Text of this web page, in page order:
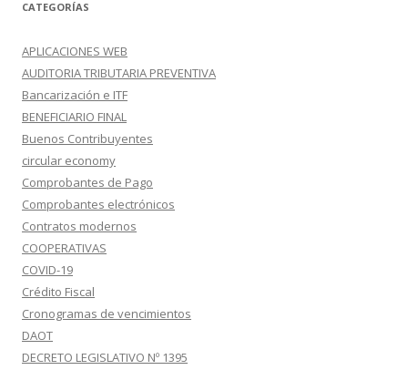
CATEGORÍAS
APLICACIONES WEB
AUDITORIA TRIBUTARIA PREVENTIVA
Bancarización e ITF
BENEFICIARIO FINAL
Buenos Contribuyentes
circular economy
Comprobantes de Pago
Comprobantes electrónicos
Contratos modernos
COOPERATIVAS
COVID-19
Crédito Fiscal
Cronogramas de vencimientos
DAOT
DECRETO LEGISLATIVO Nº 1395